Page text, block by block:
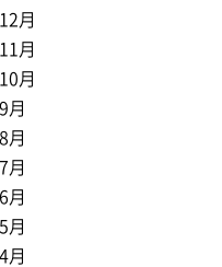
月
月
月
月
月
月
月
月
月